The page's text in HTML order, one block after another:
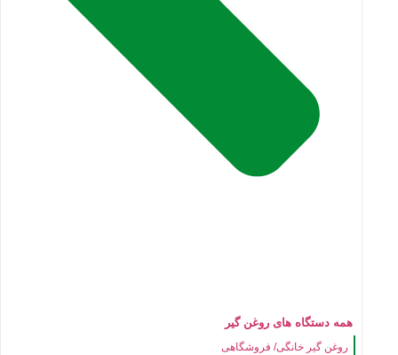
همه دستگاه های روغن گیر
روغن گیر خانگی/ فروشگاهی